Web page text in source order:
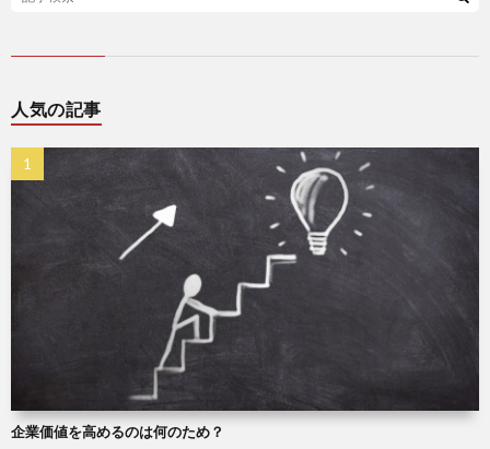
人気の記事
企業価値を高めるのは何のため？